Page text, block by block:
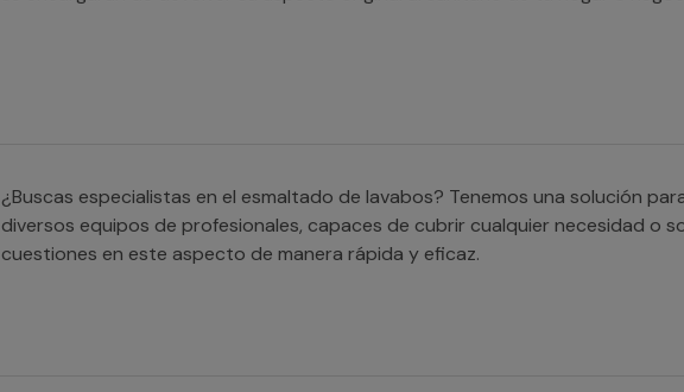
¿Buscas especialistas en el esmaltado de lavabos? Tenemos una solución
diversos equipos de profesionales, capaces de cubrir cualquier necesidad o
cuestiones en este aspecto de manera rápida y eficaz.